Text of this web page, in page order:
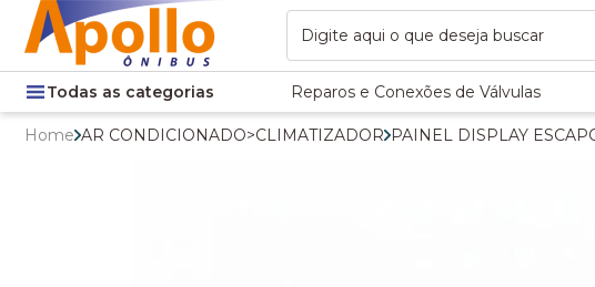
Todas as categorias Reparos e Conexões de Válvulas
Home AR CONDICIONADO>CLIMATIZADOR PAINEL DISPLAY